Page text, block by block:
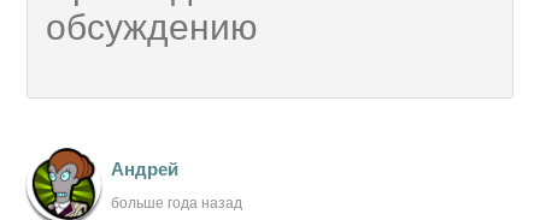
Андрей
больше года назад